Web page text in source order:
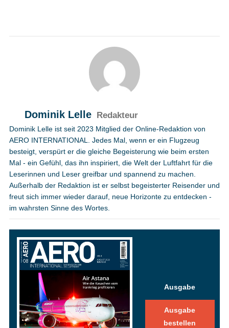
Dominik Lelle Redakteur
Dominik Lelle ist seit 2023 Mitglied der Online-Redaktion von
AERO INTERNATIONAL. Jedes Mal, wenn er ein Flugzeug
besteigt, verspürt er die gleiche Begeisterung wie beim ersten
Mal - ein Gefühl, das ihn inspiriert, die Welt der Luftfahrt für die
Leserinnen und Leser greifbar und spannend zu machen.
Außerhalb der Redaktion ist er selbst begeisterter Reisender und
freut sich immer wieder darauf, neue Horizonte zu entdecken -
im wahrsten Sinne des Wortes.
Ausgabe
Ausgabe
bestellen